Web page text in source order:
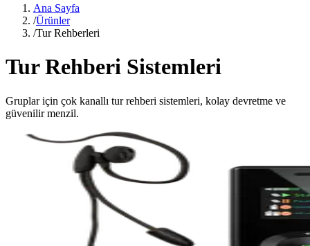
Ana Sayfa
/Ürünler
/Tur Rehberleri
Tur Rehberi Sistemleri
Gruplar için çok kanallı tur rehberi sistemleri, kolay devretme ve
güvenilir menzil.